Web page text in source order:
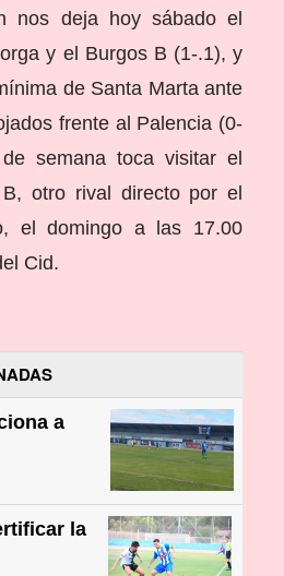
nos deja hoy sábado el
y el Burgos B (1-.1), y
de Santa Marta ante
frente al Palencia (0-
semana toca visitar el
otro rival directo por el
el domingo a las 17.00
Cid.
a
la